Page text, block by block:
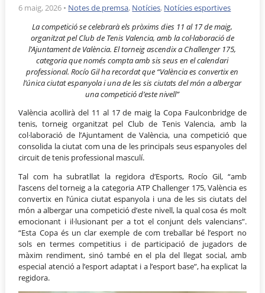
6 maig, 2026 • Notes de premsa, Notícies, Notícies esportives
La competicióse celebraràels pròxims dies 11 al 17 de maig,
organitzat pel Club de Tenis Valencia, amb la col·laboracióde
l’Ajuntament de València.El torneig ascendix a Challenger 175,
categoria que només compta amb sis seus en el calendari
professional.Rocío Gil ha recordat que “València es convertix en
l’única ciutat espanyola i una de les sis ciutats del món a albergar
una competició d’este nivell”
València acollirà del 11 al 17 de maig la Copa Faulconbridge de
tenis, torneig organitzat pel Club de Tenis Valencia, amb la
col·laboració de l’Ajuntament de València, una competició que
consolida la ciutat com una de les principals seus espanyoles del
circuit de tenis professional masculí.
Tal com ha subratllat la regidora d’Esports, Rocío Gil, “amb
l’ascens del torneig a la categoria ATP Challenger 175, València es
convertix en l’única ciutat espanyola i una de les sis ciutats del
món a albergar una competició d’este nivell, la qual cosa és molt
emocionant i il·lusionant per a tot el conjunt dels valencians”.
“Esta Copa és un clar exemple de com treballar bé l’esport no
sols en termes competitius i de participació de jugadors de
màxim rendiment, sinó també en el pla del llegat social, amb
especial atenció a l’esport adaptat i a l’esport base”, ha explicat la
regidora.